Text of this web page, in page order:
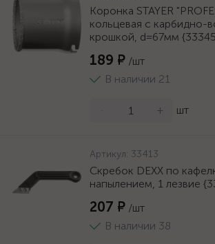
Коронка STAYER
кольцевая с карбидно-
крошкой, d=67мм
189 ₽ /шт
В наличии 21
+ шт
Артикул: 33413
Скребок DEXX по
напылением, 1 лезвие
207 ₽ /шт
В наличии 38